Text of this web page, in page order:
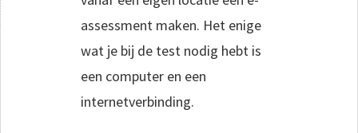
assessment maken. Het enige
wat je bij de test nodig hebt is
een computer en een
internetverbinding.